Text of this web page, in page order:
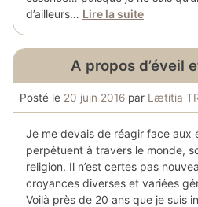
d’ailleurs… Lire la suite
A propos d’éveil
Posté le 20 juin 2016 par Lætitia
Je me devais de réagir face aux
perpétuent à travers le monde,
religion. Il n’est certes pas
croyances diverses et variées
Voilà près de 20 ans que je suis